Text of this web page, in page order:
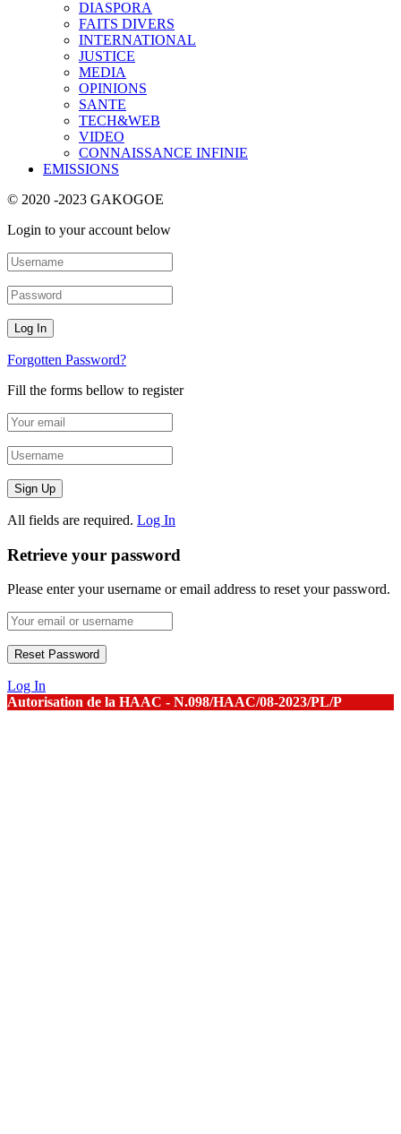
DIASPORA
FAITS DIVERS
INTERNATIONAL
JUSTICE
MEDIA
OPINIONS
SANTE
TECH&WEB
VIDEO
CONNAISSANCE INFINIE
EMISSIONS
© 2020 -2023 GAKOGOE
Login to your account below
Forgotten Password?
Fill the forms bellow to register
All fields are required. Log In
Retrieve your password
Please enter your username or email address to reset your password.
Log In
Autorisation de la HAAC - N.098/HAAC/08-2023/PL/P